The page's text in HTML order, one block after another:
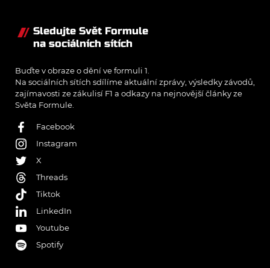
Sledujte Svět Formule
na sociálních sítích
Buďte v obraze o dění ve formuli 1.
Na sociálních sítích sdílíme aktuální zprávy, výsledky závodů,
zajímavosti ze zákulisí F1 a odkazy na nejnovější články ze
Světa Formule.
Facebook
Instagram
X
Threads
Tiktok
LinkedIn
Youtube
Spotify